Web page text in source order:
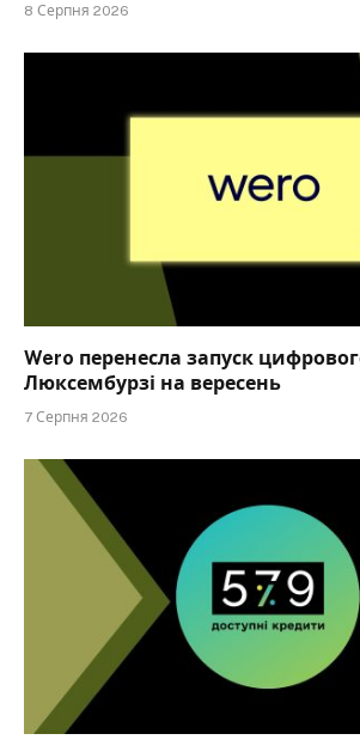
8 Серпня 2026
Wero перенесла запуск
Люксембурзі на вересень
7 Серпня 2026